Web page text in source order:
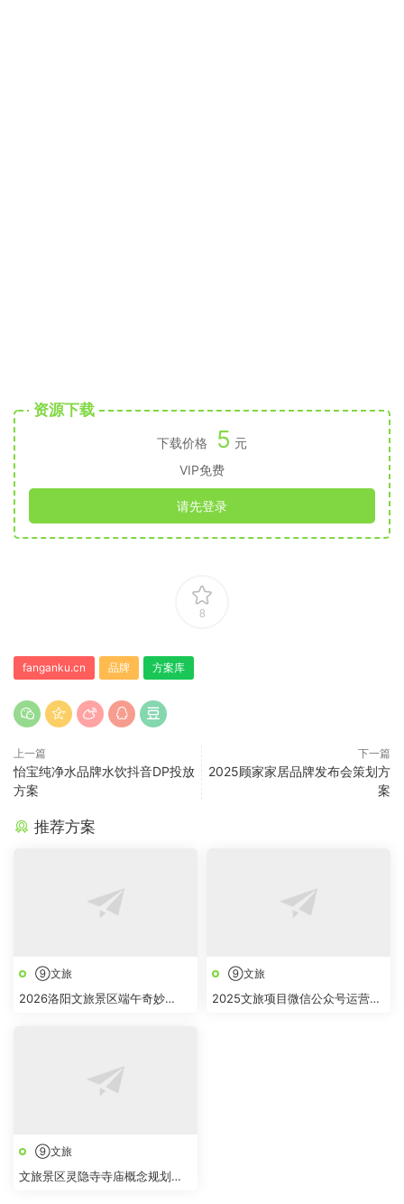
资源下载
下载价格 5 元
VIP免费
请先登录
8
fanganku.cn 品牌 方案库
上一篇
怡宝纯净水品牌水饮抖音DP投放
方案
下一篇
2025顾家家居品牌发布会策划方
案
推荐方案
⑨文旅
2026洛阳文旅景区端午奇妙
⑨文旅
2025文旅项目微信公众号运营方
⑨文旅
文旅景区灵隐寺寺庙概念规划提